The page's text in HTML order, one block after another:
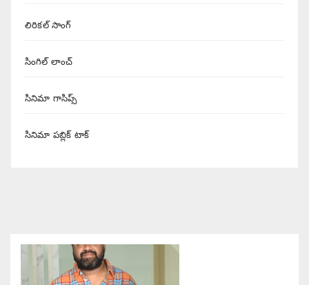
లిరికల్ సాంగ్
సింగిల్ లాంచ్
సినిమా గాసిప్స్
సినిమా పబ్లిక్ టాక్